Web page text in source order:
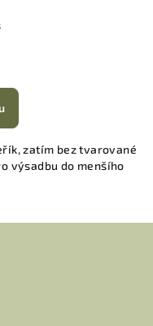
zatím bez tvarované
výsadbu do menšího